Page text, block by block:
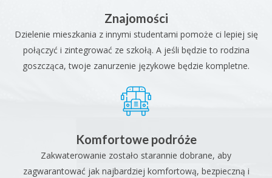
Znajomości
Dzielenie mieszkania z innymi studentami pomoże ci lepiej się
połączyć i zintegrować ze szkołą. A jeśli będzie to rodzina
goszcząca, twoje zanurzenie językowe będzie kompletne.
Komfortowe podróże
Zakwaterowanie zostało starannie dobrane, aby
zagwarantować jak najbardziej komfortową, bezpieczną i